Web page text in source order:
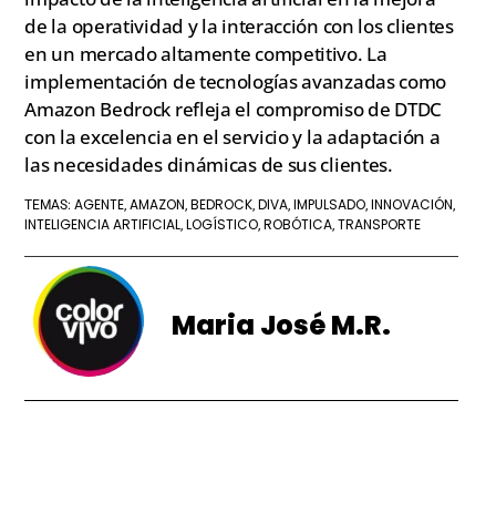
de la operatividad y la interacción con los clientes
en un mercado altamente competitivo. La
implementación de tecnologías avanzadas como
Amazon Bedrock refleja el compromiso de DTDC
con la excelencia en el servicio y la adaptación a
las necesidades dinámicas de sus clientes.
TEMAS:AGENTE ,AMAZON ,BEDROCK ,DIVA ,IMPULSADO ,INNOVACIÓN
INTELIGENCIA ARTIFICIAL ,LOGÍSTICO ,ROBÓTICA ,TRANSPORTE
Maria José M.R.